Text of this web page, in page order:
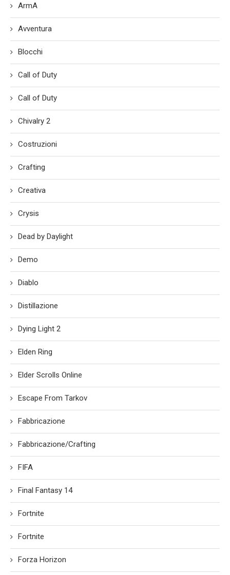
ArmA
Avventura
Blocchi
Call of Duty
Call of Duty
Chivalry 2
Costruzioni
Crafting
Creativa
Crysis
Dead by Daylight
Demo
Diablo
Distillazione
Dying Light 2
Elden Ring
Elder Scrolls Online
Escape From Tarkov
Fabbricazione
Fabbricazione/Crafting
FIFA
Final Fantasy 14
Fortnite
Fortnite
Forza Horizon